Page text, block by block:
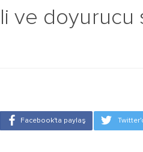
ve doyurucu